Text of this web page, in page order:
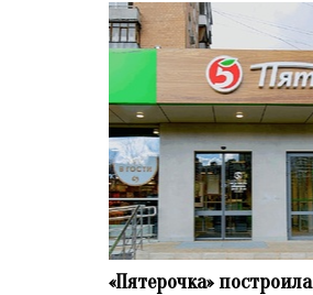
«Пятерочка» построила